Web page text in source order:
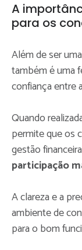
A
para os
Além de ser
também é uma
confiança entre
Quando
permite que os
gestão
participação
A clareza e a
ambiente de
para o bom